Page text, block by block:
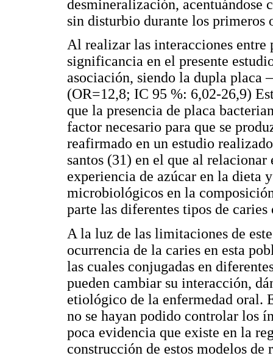
desmineralización, acentuándose
sin disturbio durante los primeros
Al realizar las interacciones entre
significancia en el presente
asociación, siendo la dupla placa
(OR=12,8; IC 95 %: 6,02-26,9)
que la presencia de placa
factor necesario para que se
reafirmado en un estudio
santos (31) en el que al
experiencia de azúcar en la dieta
microbiológicos en la
parte las diferentes tipos de
A la luz de las limitaciones de
ocurrencia de la caries en esta
las cuales conjugadas en
pueden cambiar su interacción,
etiológico de la enfermedad oral.
no se hayan podido controlar los
poca evidencia que existe en la
construcción de estos modelos de